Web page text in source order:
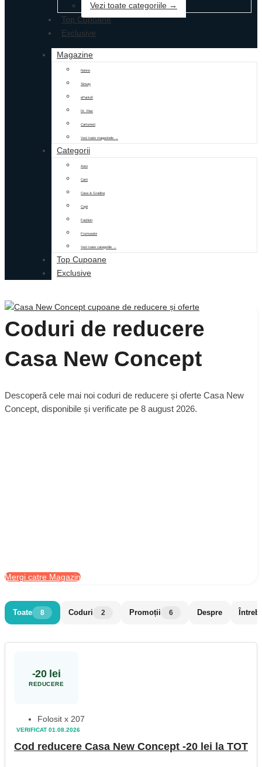
Vezi toate categoriile →
Top Cupoane
Exclusive
Magazine
Notino
Sinsay
ePantofi
Dr. Max
Carturesti
Vezi toate magazinele →
Categorii
Auto
Carti
Casa & Gradina
Copii
Fashion
Frumusete
Vezi toate categoriile →
Top Cupoane
Exclusive
Coduri de reducere
Casa New Concept
Descoperă cele mai noi coduri de reducere și oferte Casa New
Concept, disponibile și verificate pe 8 august 2026.
Mergi catre Magazin
Toate 8 Coduri 2 Promoții 6 Despre
-20 lei
REDUCERE
VERIFICAT 01.08.2026
Folosit x 207
Cod reducere Casa New Concept -20 lei la TOT